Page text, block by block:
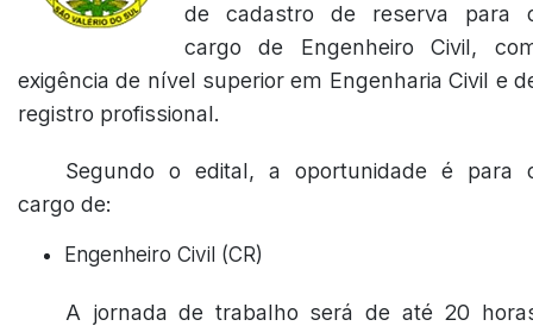
de cadastro de reserva para
cargo de Engenheiro Civil,
exigência de nível superior em Engenharia Civil e
registro profissional.
Segundo o edital, a oportunidade é para
cargo de:
Engenheiro Civil (CR)
A jornada de trabalho será de até 20